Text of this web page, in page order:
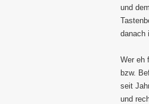
und
danach
Wer eh
bzw.
seit
und